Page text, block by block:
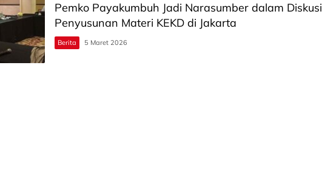
Pemko Payakumbuh Jadi Narasumber dalam Diskusi
Penyusunan Materi KEKD di Jakarta
Berita 5 Maret 2026